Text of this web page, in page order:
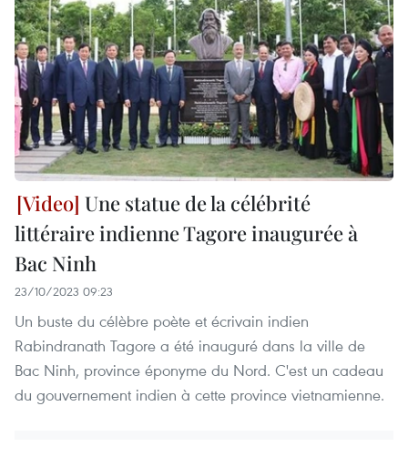
Une statue de la célébrité
littéraire indienne Tagore inaugurée à
Bac Ninh
23/10/2023 09:23
Un buste du célèbre poète et écrivain indien
Rabindranath Tagore a été inauguré dans la ville de
Bac Ninh, province éponyme du Nord. C'est un cadeau
du gouvernement indien à cette province vietnamienne.